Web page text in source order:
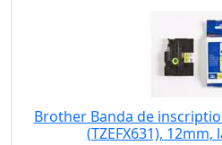
Brother Banda de
(TZEFX631),